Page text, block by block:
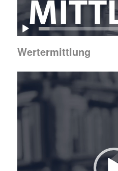
Wertermittlung